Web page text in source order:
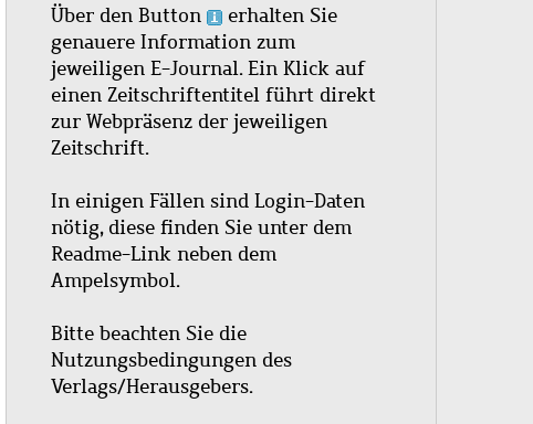
Über den Button
erhalten Sie
genauere Information zum
jeweiligen E-Journal. Ein Klick auf
einen Zeitschriftentitel führt direkt
zur Webpräsenz der jeweiligen
Zeitschrift.
In einigen Fällen sind Login-Daten
nötig, diese finden Sie unter dem
Readme-Link neben dem
Ampelsymbol.
Bitte beachten Sie die
Nutzungsbedingungen des
Verlags/Herausgebers.